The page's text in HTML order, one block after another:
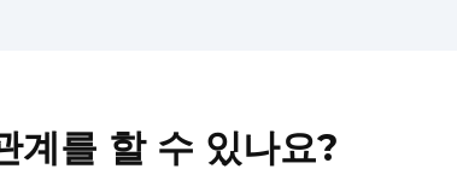
계를 할 수 있나요?